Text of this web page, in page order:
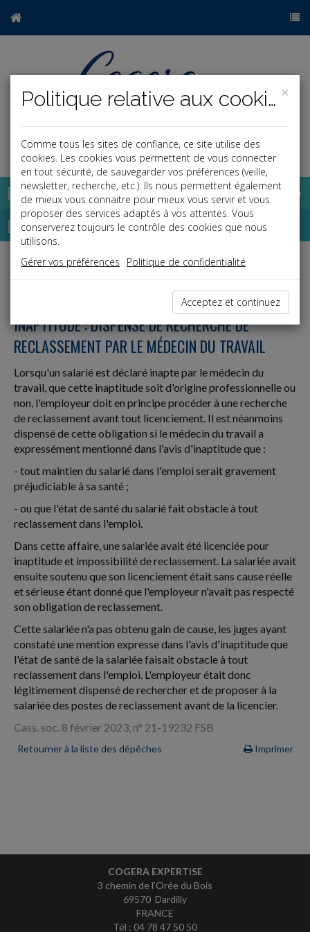
a
Base documentaire
Dépêches
j a b
Social
INAPTITUDE : DISPENSE DE RECHERCHE DE
RECLASSEMENT PAR LE MÉDECIN DU TRAVAIL
Lorsqu'un salarié est déclaré inapte par le médecin du
travail, que cette inaptitude soit d'origine professionnelle ou
non, l'employeur doit en principe procéder à une recherche
de reclassement avant tout licenciement. Il est néanmoins
dispensé de cette obligation si le médecin du travail a
expressément mentionné dans l'avis d'inaptitude que :
- tout maintien du salarié dans l'emploi serait gravement
préjudiciable à sa santé ;
- ou que l'état de santé du salarié fait obstacle à tout
reclassement dans l'emploi.
Dans cette affaire, une salariée avait été licenciée pour
inaptitude et impossibilité de reclassement. La salariée avait
ensuite soutenu que son licenciement était sans cause réelle
et sérieuse étant donné que l'employeur n'avait pas respecté
son obligation de reclassement.
Cette salariée n'a pas obtenu gain de cause, les juges ayant
constaté une mention expresse dans l'avis d'inaptitude que
l'état de santé de la salariée faisait obstacle à tout
reclassement dans l'emploi. L'employeur était donc
légitimement dispensé de rechercher et de proposer à la
salariée des postes de reclassement avant de la licencier.
Cass. soc. 8 février 2023, n° 21-19232 FSB
Retourner à la liste des dépêches Imprimer
COGERA EXPERTISE
3 chemin de l’Orée du Bois
69570 Dardilly
FRANCE
Tél : 04 78 47 50 50
×
Politique relative aux cookies
Comme tous les sites de confiance, ce site utilise des
cookies. Les cookies vous permettent de vous connecter
en tout sécurité, de sauvegarder vos préférences (veille,
newsletter, recherche, etc.). Ils nous permettent également
de mieux vous connaitre pour mieux vous servir et vous
proposer des services adaptés à vos attentes. Vous
conserverez toujours le contrôle des cookies que nous
utilisons.
Gérer vos préférences
Politique de confidentialité
Acceptez et continuez